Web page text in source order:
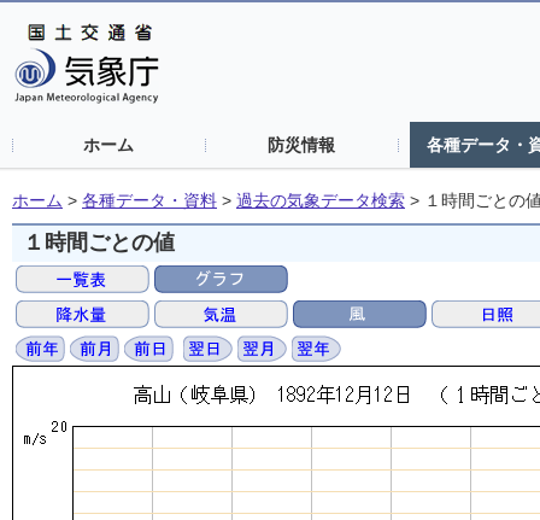
ホーム 防災情報 各種データ・
ホーム > 各種データ・資料 > 過去の気象データ検索 > １時間ごとの
１時間ごとの値